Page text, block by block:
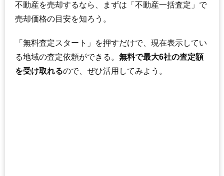
不動産を売却するなら、まずは「不動産一括査定」で
売却価格の目安を知ろう。
「無料査定スタート」を押すだけで、現在表示してい
る地域の査定依頼ができる。 無料で最大6社の査定額
を受け取れるので、ぜひ活用してみよう。